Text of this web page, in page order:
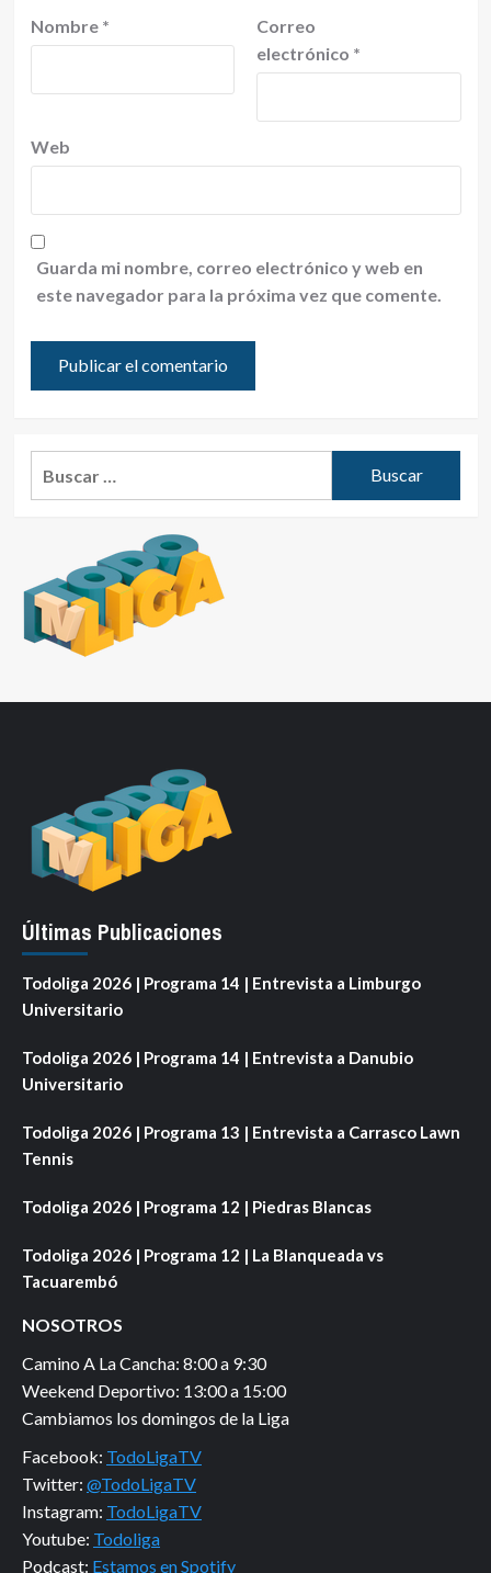
Nombre *
Correo
electrónico *
Web
Guarda mi nombre, correo electrónico y web en
este navegador para la próxima vez que comente.
Últimas Publicaciones
Todoliga 2026 | Programa 14 | Entrevista a Limburgo
Universitario
Todoliga 2026 | Programa 14 | Entrevista a Danubio
Universitario
Todoliga 2026 | Programa 13 | Entrevista a Carrasco Lawn
Tennis
Todoliga 2026 | Programa 12 | Piedras Blancas
Todoliga 2026 | Programa 12 | La Blanqueada vs
Tacuarembó
NOSOTROS
Camino A La Cancha: 8:00 a 9:30
Weekend Deportivo: 13:00 a 15:00
Cambiamos los domingos de la Liga
Facebook: TodoLigaTV
Twitter: @TodoLigaTV
Instagram: TodoLigaTV
Youtube: Todoliga
Podcast: Estamos en Spotify